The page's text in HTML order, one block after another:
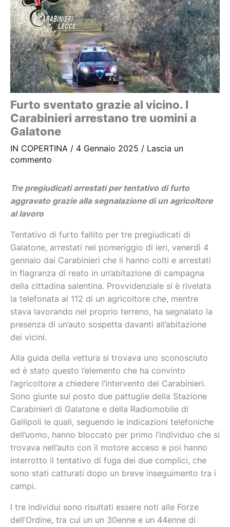
Furto sventato grazie al vicino. I
Carabinieri arrestano tre uomini a
Galatone
IN COPERTINA / 4 Gennaio 2025 / Lascia un
commento
Tre pregiudicati arrestati per tentativo di furto
aggravato grazie alla segnalazione di un agricoltore
al lavoro
Tentativo di furto fallito per tre pregiudicati di
Galatone, arrestati nel pomeriggio di ieri, venerdì 4
gennaio dai Carabinieri che li hanno colti e arrestati
in flagranza di reato in un’abitazione di campagna
della cittadina salentina. Provvidenziale si è rivelata
la telefonata al 112 di un agricoltore che, mentre
stava lavorando nel proprio terreno, ha segnalato la
presenza di un’auto sospetta davanti all’abitazione
dei vicini.
Alla guida della vettura si trovava uno sconosciuto
ed è stato questo l’elemento che ha convinto
l’agricoltore a chiedere l’intervento dei Carabinieri.
Sono giunte sul posto due pattuglie della Stazione
Carabinieri di Galatone e della Radiomobile di
Gallipoli le quali, seguendo le indicazioni telefoniche
dell’uomo, hanno bloccato per primo l’individuo che si
trovava nell’auto con il motore acceso e poi hanno
interrotto il tentativo di fuga dei due complici, che
sono stati catturati dopo un breve inseguimento tra i
campi.
I tre individui sono risultati essere noti alle Forze
dell’Ordine, tra cui un un 30enne e un 44enne di